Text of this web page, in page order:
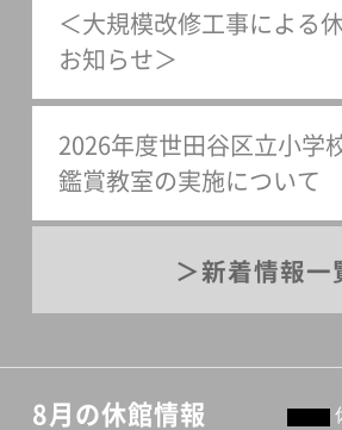
＜大規模改修工事による
お知らせ＞
2026年度世田谷区立小学
鑑賞教室の実施について
新着情報一
8月の休館情報